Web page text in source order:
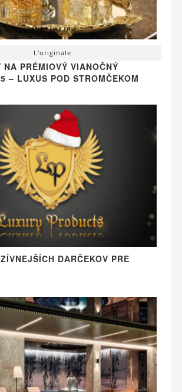
L'originale
NA PRÉMIOVÝ VIANOČNÝ
– LUXUS POD STROMČEKOM
DARČEKOV PRE